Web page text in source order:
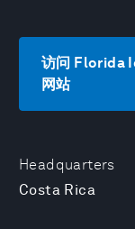
Headquarters
Costa Rica
访问 Florida
网站